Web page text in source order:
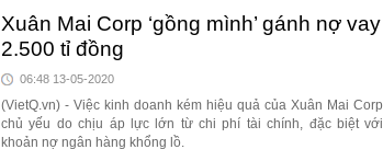
Xuân Mai Corp ‘gồng mình’ gánh nợ vay
2.500 tỉ đồng
06:48 13-05-2020
(VietQ.vn) - Việc kinh doanh kém hiệu quả của Xuân Mai Corp
chủ yếu do chịu áp lực lớn từ chi phí tài chính, đặc biệt với
khoản nợ ngân hàng khổng lồ.